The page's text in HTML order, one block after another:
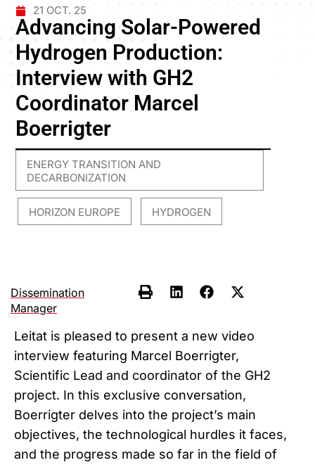
21 OCT. 25
Advancing Solar-Powered
Hydrogen Production:
Interview with GH2
Coordinator Marcel
Boerrigter
ENERGY TRANSITION AND
DECARBONIZATION
HORIZON EUROPE HYDROGEN
Dissemination
Manager
Leitat is pleased to present a new video
interview featuring Marcel Boerrigter,
Scientific Lead and coordinator of the GH2
project. In this exclusive conversation,
Boerrigter delves into the project’s main
objectives, the technological hurdles it faces,
and the progress made so far in the field of